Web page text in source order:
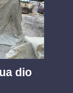
dio